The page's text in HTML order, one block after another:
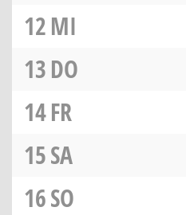
12MI
13DO
14FR
15SA
16SO